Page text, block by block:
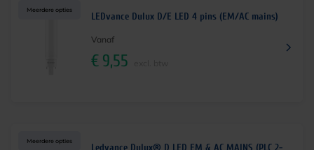
Meerdere opties
LEDvance Dulux D/E LED 4 pins (EM/AC mains)
Vanaf
€ 9,55
Meerdere opties
Ledvance Dulux® D LED EM & AC MAINS (PLC 2-